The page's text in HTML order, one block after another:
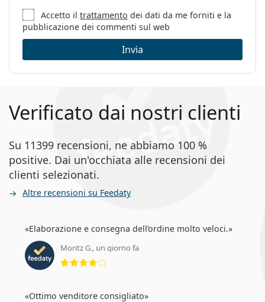
Accetto iltrattamento dei dati da me forniti e la
pubblicazione dei commenti sul web
Invia
Verificato dai nostri clienti
Su 11399 recensioni, ne abbiamo 100 %
positive. Dai un'occhiata alle recensioni dei
clienti selezionati.
Altre recensioni su Feedaty
Elaborazione e consegna dell’ordine molto veloci.
Moritz G., un giorno fa
valutazione 4 di 5
Ottimo venditore consigliato